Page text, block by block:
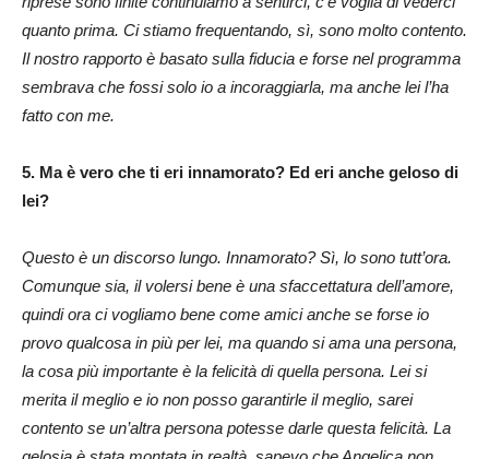
quanto prima. Ci stiamo frequentando, sì, sono molto contento.
Il nostro rapporto è basato sulla fiducia e forse nel programma
sembrava che fossi solo io a incoraggiarla, ma anche lei l’ha
fatto con me.
5. Ma è vero che ti eri innamorato? Ed eri anche geloso di
lei?
Questo è un discorso lungo. Innamorato? Sì, lo sono tutt’ora.
Comunque sia, il volersi bene è una sfaccettatura dell’amore,
quindi ora ci vogliamo bene come amici anche se forse io
provo qualcosa in più per lei, ma quando si ama una persona,
la cosa più importante è la felicità di quella persona. Lei si
merita il meglio e io non posso garantirle il meglio, sarei
contento se un’altra persona potesse darle questa felicità. La